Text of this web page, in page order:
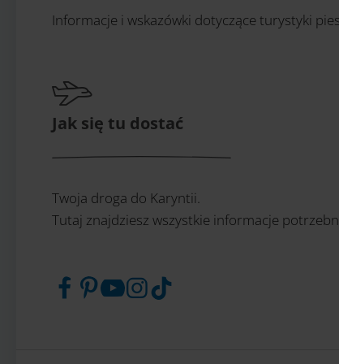
Informacje i wskazówki dotyczące turystyki
Jak się tu dostać
Twoja droga do Karyntii.
Tutaj znajdziesz wszystkie informacje